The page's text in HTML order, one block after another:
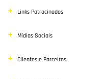
Links Patrocinados
Mídias Sociais
Clientes e Parceiros